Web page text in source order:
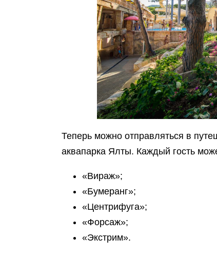
Теперь можно отправляться в
аквапарка Ялты. Каждый гость
«Вираж»;
«Бумеранг»;
«Центрифуга»;
«Форсаж»;
«Экстрим».